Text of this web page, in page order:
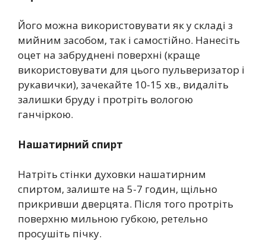
Його можна використовувати як у складі з
мийним засобом, так і самостійно. Нанесіть
оцет на забруднені поверхні (краще
використовувати для цього пульверизатор і
рукавички), зачекайте 10-15 хв., видаліть
залишки бруду і протріть вологою
ганчіркою.
Нашатирний спирт
Натріть стінки духовки нашатирним
спиртом, залиште на 5-7 годин, щільно
прикривши дверцята. Після того протріть
поверхню мильною губкою, ретельно
просушіть пічку.